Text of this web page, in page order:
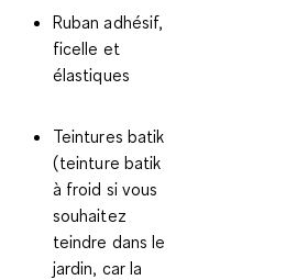
Ruban adhésif,
ficelle et
élastiques
Teintures batik
(teinture batik
à froid si vous
souhaitez
teindre dans le
jardin, car la